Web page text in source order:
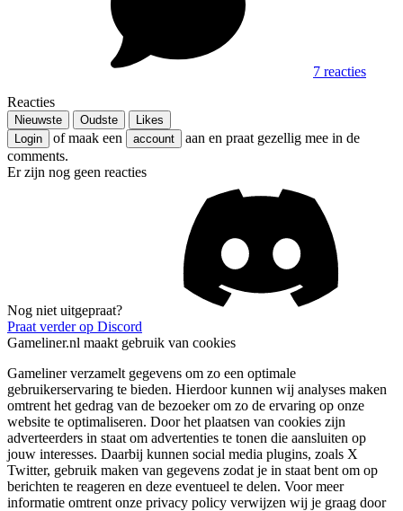
7 reacties
Reacties
Nieuwste Oudste
Likes
Login
of maak een account
aan en praat gezellig mee in de
comments.
Er zijn nog geen reacties
Nog niet uitgepraat?
Praat verder op Discord
Gameliner.nl maakt gebruik van cookies
Gameliner verzamelt gegevens om zo een optimale
gebruikerservaring te bieden. Hierdoor kunnen wij analyses maken
omtrent het gedrag van de bezoeker om zo de ervaring op onze
website te optimaliseren. Door het plaatsen van cookies zijn
adverteerders in staat om advertenties te tonen die aansluiten op
jouw interesses. Daarbij kunnen social media plugins, zoals X
Twitter, gebruik maken van gegevens zodat je in staat bent om op
berichten te reageren en deze eventueel te delen. Voor meer
informatie omtrent onze privacy policy verwijzen wij je graag door